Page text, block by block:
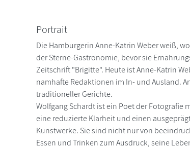
Portrait
Die Hamburgerin Anne-Katrin Weber weiß,
der Sterne-Gastronomie, bevor sie
Zeitschrift "Brigitte". Heute ist Anne-Katrin
namhafte Redaktionen im In- und Ausland.
traditioneller Gerichte.
Wolfgang Schardt ist ein Poet der
eine reduzierte Klarheit und einen
Kunstwerke. Sie sind nicht nur von
Essen und Trinken zum Ausdruck, seine